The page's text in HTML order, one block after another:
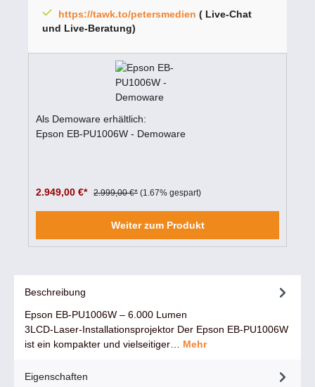
https://tawk.to/petersmedien ( Live-Chat
und Live-Beratung)
Als Demoware erhältlich:
Epson EB-PU1006W - Demoware
2.949,00 €* 2.999,00 €* (1.67% gespart)
Weiter zum Produkt
Beschreibung
Epson EB‑PU1006W – 6.000 Lumen
3LCD‑Laser‑Installationsprojektor Der Epson EB‑PU1006W
ist ein kompakter und vielseitiger… Mehr
Eigenschaften